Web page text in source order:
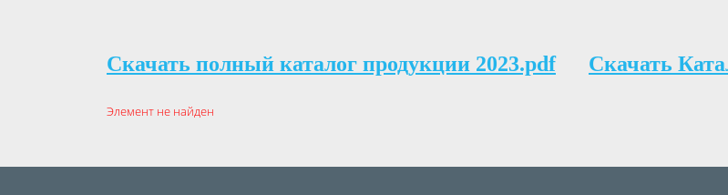
Скачать полный каталог продукции 2023.pdf Скачать
Элемент не найден